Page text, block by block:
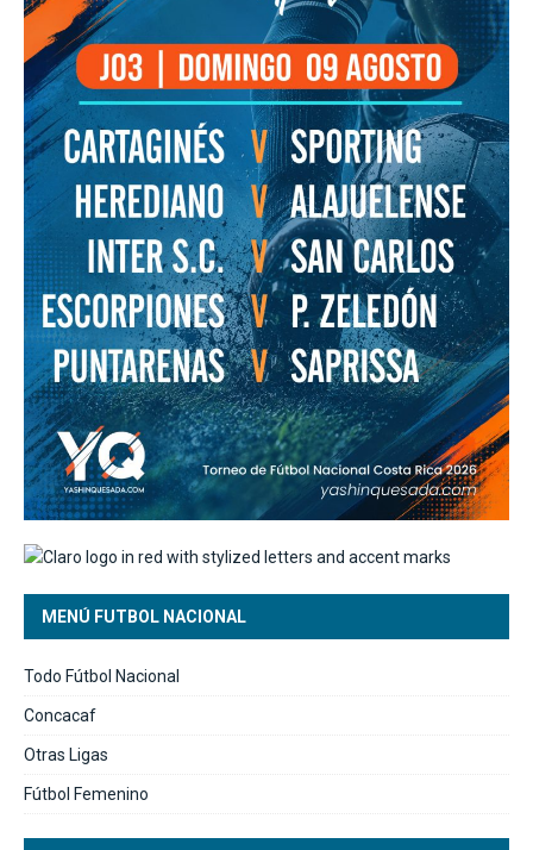
MENÚ FUTBOL NACIONAL
Todo Fútbol Nacional
Concacaf
Otras Ligas
Fútbol Femenino